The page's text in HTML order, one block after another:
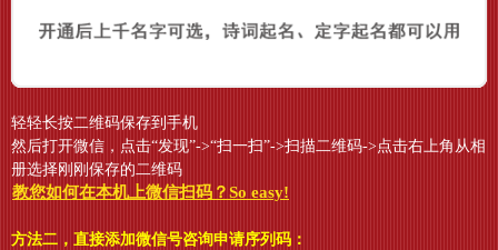
轻轻长按二维码保存到手机
然后打开微信，点击“发现”->“扫一扫”->扫描二维码->点击右上角从相
册选择刚刚保存的二维码
教您如何在本机上微信扫码？So easy!
方法二，直接添加微信号咨询申请序列码：